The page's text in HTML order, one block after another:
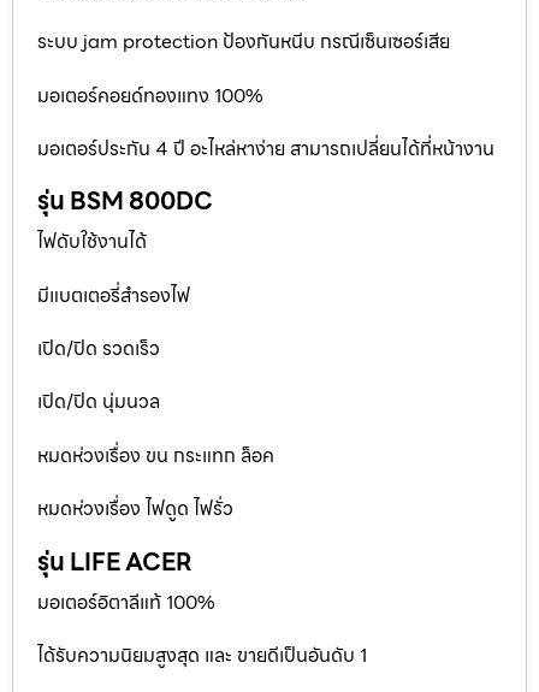
ระบบ jam protection ป้องกันหนีบ กรณีเซ็นเซอร์เสีย
มอเตอร์คอยด์ทองแทง 100%
มอเตอร์ประกัน 4 ปี อะไหล่หาง่าย สามารถเปลี่ยนได้ที่หน้างาน
รุ่น BSM 800DC
ไฟดับใช้งานได้
มีแบตเตอรี่สำรองไฟ
เปิด/ปิด รวดเร็ว
เปิด/ปิด นุ่มนวล
หมดห่วงเรื่อง ขน กระแทก ล็อค
หมดห่วงเรื่อง ไฟดูด ไฟรั่ว
รุ่น LIFE ACER
มอเตอร์อิตาลีแท้ 100%
ได้รับความนิยมสูงสุด และ ขายดีเป็นอันดับ 1